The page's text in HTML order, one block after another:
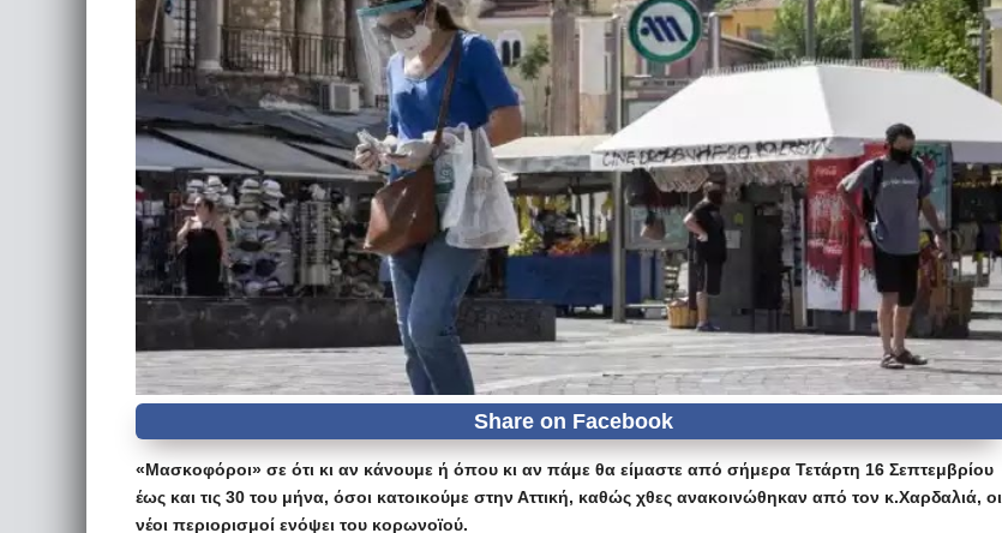
«Μασκοφόροι» σε ότι κι αν κάνουμε ή όπου κι αν πάμε θα είμαστε από σήμερα Τετάρτη 16 Σεπτεμβρίου
έως και τις 30 του μήνα, όσοι κατοικούμε στην Αττική, καθώς χθες ανακοινώθηκαν από τον κ.Χαρδαλιά, οι
νέοι περιορισμοί ενόψει του κορωνοϊού.